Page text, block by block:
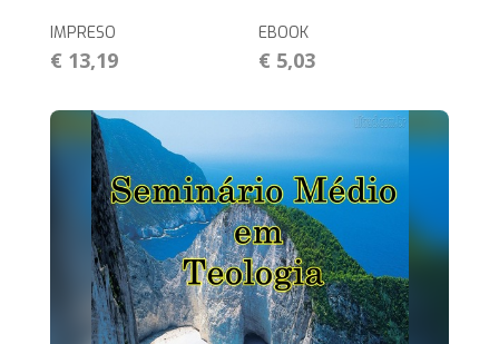
IMPRESO
€ 13,19
EBOOK
€ 5,03